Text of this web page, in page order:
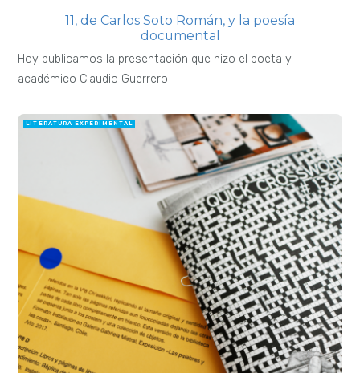
11, de Carlos Soto Román, y la poesía
documental
Hoy publicamos la presentación que hizo el poeta y
académico Claudio Guerrero
LITERATURA EXPERIMENTAL